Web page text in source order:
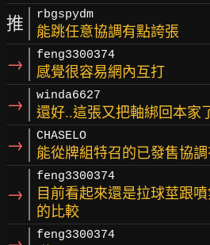
推 rbgspydm
能跳任意協調有點誇張
→ feng3300374
感覺很容易網內互打
→ winda6627
還好..這張又把軸綁回本家
→ CHASELO
能從牌組特召的已發售協
→
feng3300374
目前看起來還是拉球莖跟
的比較
feng3300374